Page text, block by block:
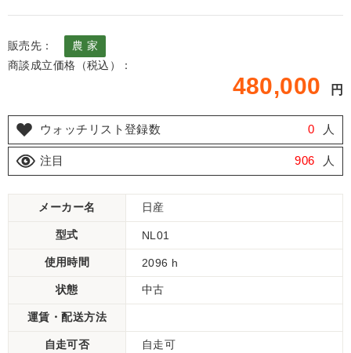
販売先：
農 家
商談成立価格（税込）：
480,000 円
ウォッチリスト登録数 0 人
注目 906 人
メーカー名 日産
型式 NL01
使用時間 2096 h
状態 中古
運賃・配送方法
自走可否 自走可